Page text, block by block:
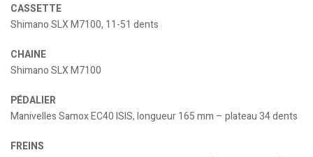
CASSETTE
Shimano SLX M7100, 11-51 dents
CHAINE
Shimano SLX M7100
PÉDALIER
Manivelles Samox EC40 ISIS, longueur 165 mm – plateau 34 dents
FREINS